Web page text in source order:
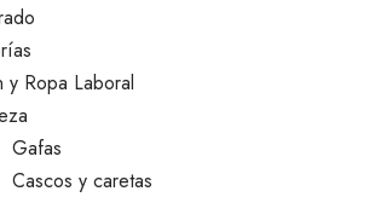
y Ropa Laboral
Gafas
Cascos y caretas